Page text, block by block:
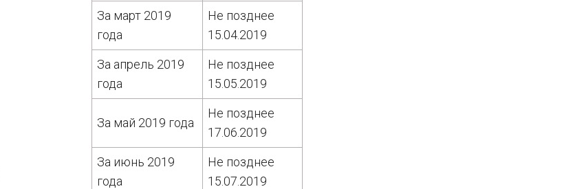
За март 2019
года
Не позднее
15.04.2019
За апрель 2019
года
Не позднее
15.05.2019
За май 2019 года
Не позднее
17.06.2019
За июнь 2019
года
Не позднее
15.07.2019